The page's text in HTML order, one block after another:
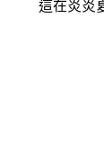
這在炎炎